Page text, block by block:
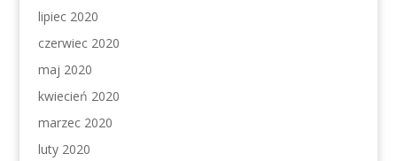
lipiec 2020
czerwiec 2020
maj 2020
kwiecień 2020
marzec 2020
luty 2020